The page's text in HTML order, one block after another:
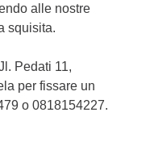
alle nostre
squisita.
Pedati 11,
per fissare un
o 0818154227.